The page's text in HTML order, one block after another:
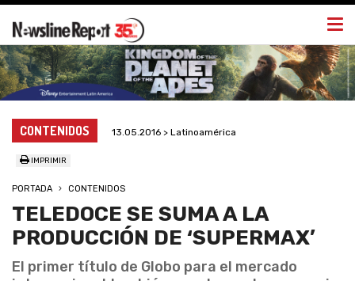
CONTENIDOS 13.05.2016 > Latinoamérica
IMPRIMIR
PORTADA CONTENIDOS
TELEDOCE SE SUMA A LA
PRODUCCIÓN DE ‘SUPERMAX’
El primer título de Globo para el mercado